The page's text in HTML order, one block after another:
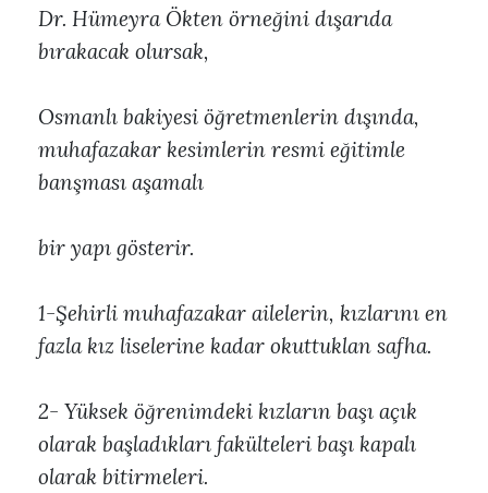
Dr. Hümeyra Ökten örneğini dışarıda
bırakacak olursak,
Osmanlı bakiyesi öğretmenlerin dışında,
muhafazakar kesimlerin resmi eğitimle
banşması aşamalı
bir yapı gösterir.
1-Şehirli muhafazakar ailelerin, kızlarını en
fazla kız liselerine kadar okuttuklan safha.
2- Yüksek öğrenimdeki kızların başı açık
olarak başladıkları fakülteleri başı kapalı
olarak bitirmeleri.